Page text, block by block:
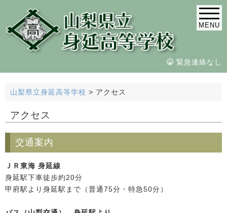
MENU
緊急連絡なし
山梨県立身延高等学校 > アクセス
アクセス
交通案内
ＪＲ東海 身延線
身延駅下車徒歩約20分
甲府駅より身延駅まで（普通75分・特急50分）